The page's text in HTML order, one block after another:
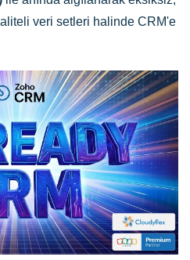
veri setleri halinde CRM'e